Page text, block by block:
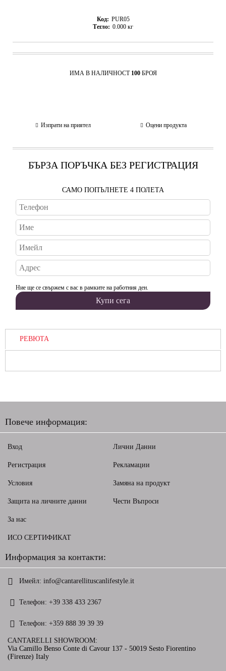
Код: PUR05
Тегло: 0.000 кг
ИМА В НАЛИЧНОСТ 100БРОЯ
Изпрати на приятел Оцени продукта
БЪРЗА ПОРЪЧКА БЕЗ РЕГИСТРАЦИЯ
САМО ПОПЪЛНЕТЕ 4 ПОЛЕТА
Ние ще се свържем с вас в рамките на работния ден.
РЕВЮТА
Повече информация:
Вход
Регистрация
Условия
Защита на личните данни
Лични Данни
Рекламации
Замяна на продукт
Чести Въпроси
За нас
ИСО СЕРТИФИКАТ
Информация за контакти:
Имейл: info@cantarellituscanlifestyle.it
Телефон: +39 338 433 2367
Телефон: +359 888 39 39 39
CANTARELLI SHOWROOM:
Via Camillo Benso Conte di Cavour 137 - 50019 Sesto Fiorentino
(Firenze) Italy